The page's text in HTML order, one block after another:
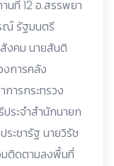
นที่ 12 อ.สรรพยา
ณ์ รัฐมนตรี
งคม นายสันติ
การคลัง
ารกระทรวง
ระจำสำนักนายก
ะชารัฐ นายวิรัช
มติดตามลงพื้นที่